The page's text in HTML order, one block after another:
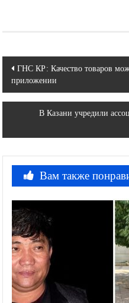
Навигация
по
записям
ГНС КР: Качество товаров
приложении
В Казани учредили
Вам также